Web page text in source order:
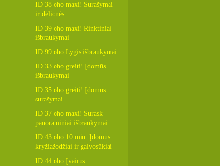
ID 38 oho maxi! Surašymai
ir dėlionės
ID 39 oho maxi! Rinktiniai
išbraukymai
ID 99 oho Lygis išbraukymai
ID 33 oho greiti! Įdomūs
išbraukymai
ID 35 oho greiti! Įdomūs
surašymai
ID 37 oho maxi! Surask
panoraminiai išbraukymai
ID 43 oho 10 min. Įdomūs
kryžiažodžiai ir galvosūkiai
ID 44 oho Įvairūs